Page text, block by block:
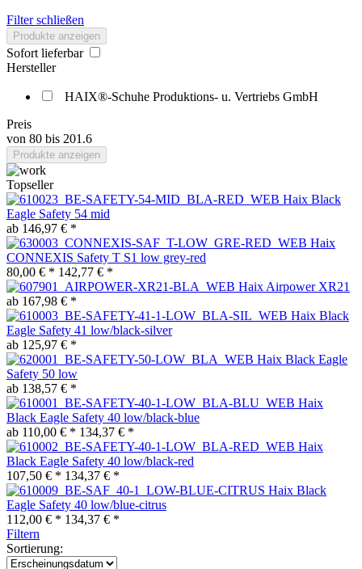
Filter schließen
Produkte anzeigen
Sofort lieferbar
Hersteller
HAIX®-Schuhe Produktions- u. Vertriebs GmbH
Preis
von 80 bis 201.6
Produkte anzeigen
Topseller
Haix Black
Eagle Safety 54 mid
ab 146,97 € *
Haix
CONNEXIS Safety T S1 low grey-red
80,00 € * 142,77 € *
Haix Airpower XR21
ab 167,98 € *
Haix Black
Eagle Safety 41 low/black-silver
ab 125,97 € *
Haix Black Eagle
Safety 50 low
ab 138,57 € *
Haix
Black Eagle Safety 40 low/black-blue
ab 110,00 € * 134,37 € *
Haix
Black Eagle Safety 40 low/black-red
107,50 € * 134,37 € *
Haix Black
Eagle Safety 40 low/blue-citrus
112,00 € * 134,37 € *
Filtern
Sortierung: